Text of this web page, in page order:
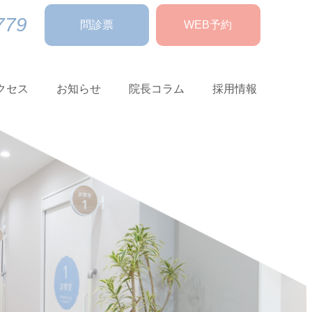
問診票 WEB予約
セス お知らせ 院長コラム 採用情報